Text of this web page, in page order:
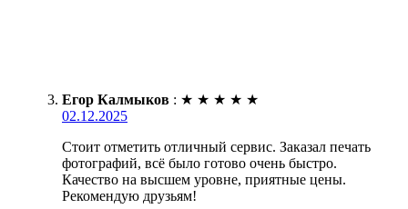
Егор Калмыков : ★ ★ ★ ★ ★
02.12.2025
Стоит отметить отличный сервис. Заказал печать
фотографий, всё было готово очень быстро.
Качество на высшем уровне, приятные цены.
Рекомендую друзьям!